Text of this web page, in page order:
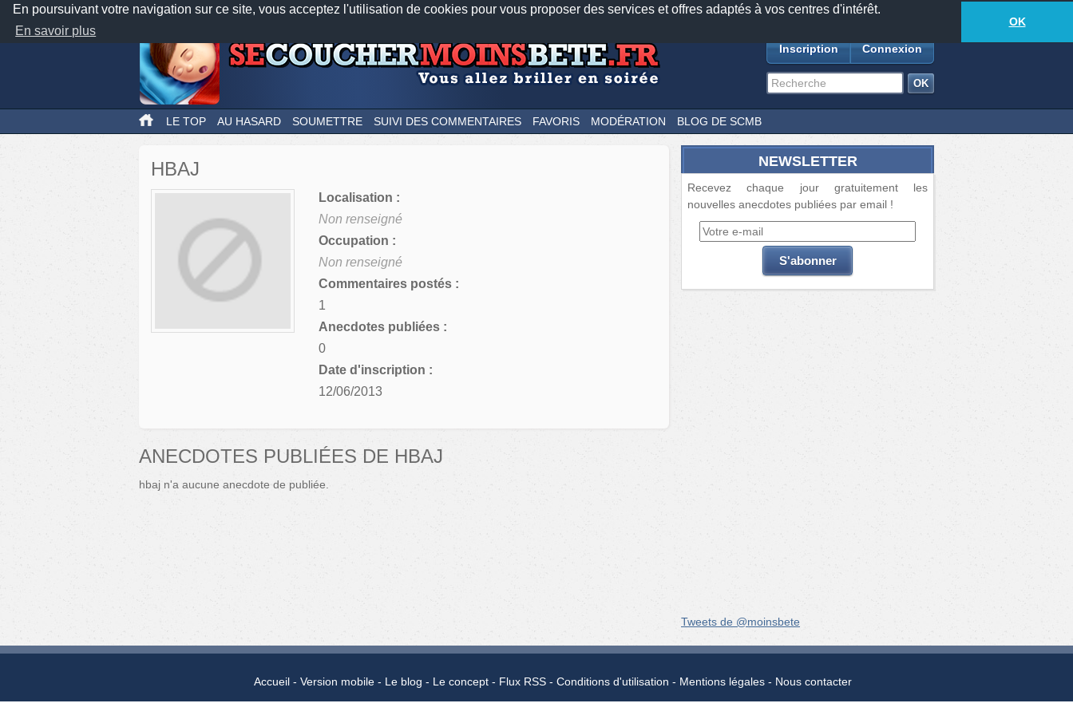
En poursuivant votre navigation sur ce site, vous acceptez l'utilisation de cookies pour vous proposer des services et offres adaptés à vos centres d'intérêt.
En savoir plus
OK
Nos applications mobiles Newsletter Facebook
TwitterFeeds18877anecdotes-298lecteurs connectés
Inscription Connexion
LE TOP AU HASARD SOUMETTRE SUIVI DES COMMENTAIRES FAVORIS MODÉRATION BLOG DE SCMB
HBAJ
Localisation :
Non renseigné
Occupation :
Non renseigné
Commentaires postés :
1
Anecdotes publiées :
0
Date d'inscription :
12/06/2013
ANECDOTES PUBLIÉES DE HBAJ
hbaj n'a aucune anecdote de publiée.
NEWSLETTER
Recevez chaque jour gratuitement les
nouvelles anecdotes publiées par email !
Tweets de @moinsbete
Accueil Version mobile Le blog Le concept Flux RSS Conditions d'utilisation Mentions légales Nous contacter